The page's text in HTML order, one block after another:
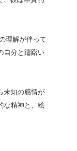
理解が伴って
自分と躊躇い
未知の感情が
な精神と、絵